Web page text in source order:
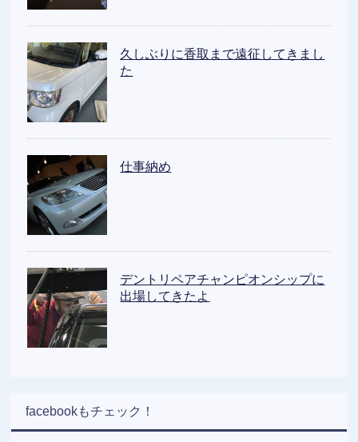
久しぶりに香取まで遠征してきまし
た
仕事納め
デントリペアチャンピオンシップに
出場してきたよ
facebookもチェック！